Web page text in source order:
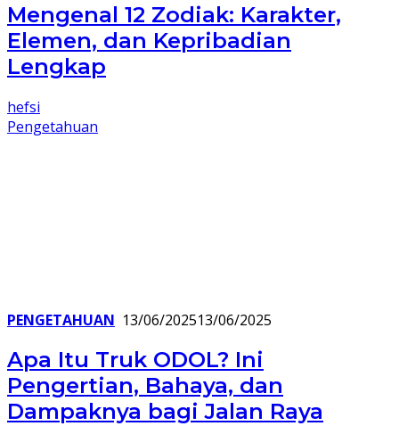
Mengenal 12 Zodiak: Karakter,
Elemen, dan Kepribadian
Lengkap
hefsi
Pengetahuan
PENGETAHUAN 13/06/202513/06/2025
Apa Itu Truk ODOL? Ini
Pengertian, Bahaya, dan
Dampaknya bagi Jalan Raya